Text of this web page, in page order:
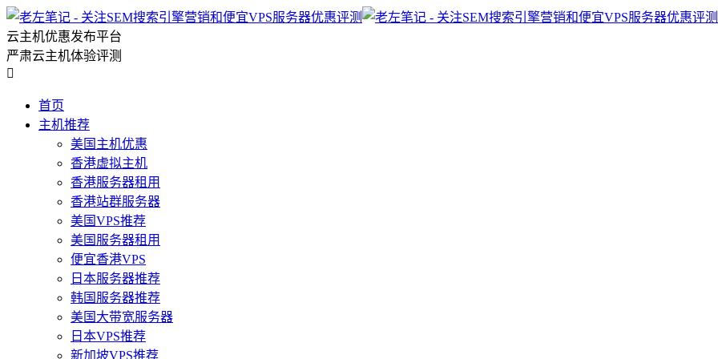
云主机优惠发布平台
严肃云主机体验评测

首页
主机推荐
美国主机优惠
香港虚拟主机
香港服务器租用
香港站群服务器
美国VPS推荐
美国服务器租用
便宜香港VPS
日本服务器推荐
韩国服务器推荐
美国大带宽服务器
日本VPS推荐
新加坡VPS推荐